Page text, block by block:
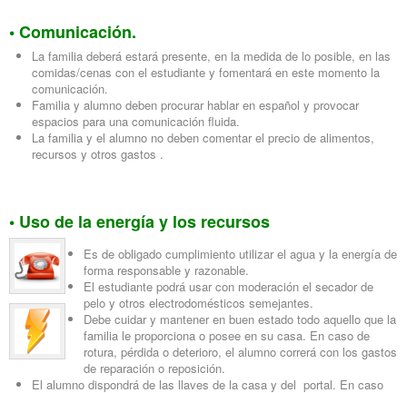
• Comunicación.
La familia deberá estará presente, en la medida de lo posible, en las
comidas/cenas con el estudiante y fomentará en este momento la
comunicación.
Familia y alumno deben procurar hablar en español y provocar
espacios para una comunicación fluida.
La familia y el alumno no deben comentar el precio de alimentos,
recursos y otros gastos .
• Uso de la energía y los recursos
Es de obligado cumplimiento utilizar el agua y la energía de
forma responsable y razonable.
El estudiante podrá usar con moderación el secador de
pelo y otros electrodomésticos semejantes.
Debe cuidar y mantener en buen estado todo aquello que la
familia le proporciona o posee en su casa. En caso de
rotura, pérdida o deterioro, el alumno correrá con los gastos
de reparación o reposición.
El alumno dispondrá de las llaves de la casa y del portal. En caso